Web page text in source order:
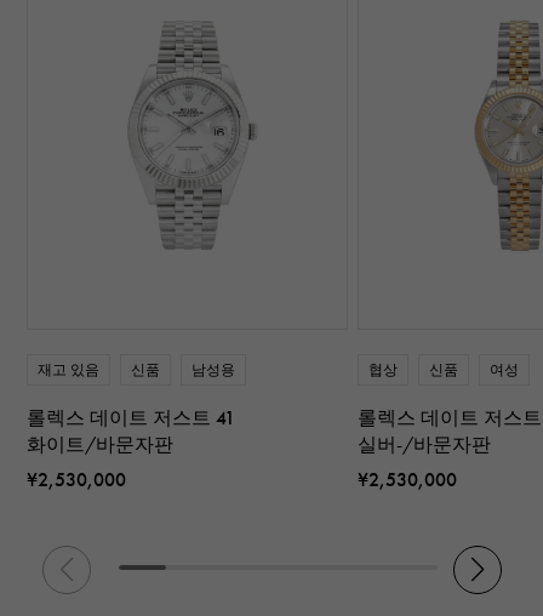
재고 있음 신품 남성용
롤렉스 데이트 저스트 41
화이트/바문자판
¥2,530,000
협상 신품 여성
롤렉스 데이트 저스
실버-/바문자판
¥2,530,000